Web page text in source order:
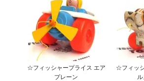
☆フィッシャープライス エア
プレーン
☆フィッ